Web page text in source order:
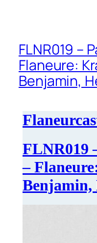
FLNR019 –
Flaneure:
Benjamin,